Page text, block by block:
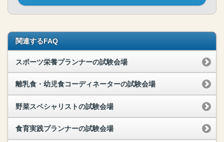
関連するFAQ
スポーツ栄養プランナーの試験会場
離乳食・幼児食コーディネーターの試験会場
野菜スペシャリストの試験会場
食育実践プランナーの試験会場